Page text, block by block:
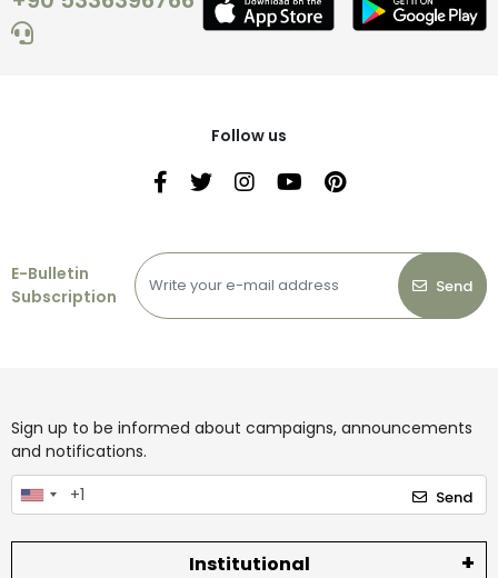
Follow us
E-Bulletin
Subscription
Send
Sign up to be informed about campaigns, announcements
and notifications.
Send
Institutional